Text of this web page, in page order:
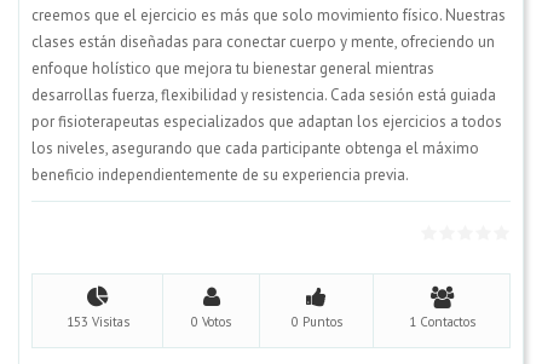
creemos que el ejercicio es más que solo movimiento físico. Nuestras
clases están diseñadas para conectar cuerpo y mente, ofreciendo un
enfoque holístico que mejora tu bienestar general mientras
desarrollas fuerza, flexibilidad y resistencia. Cada sesión está guiada
por fisioterapeutas especializados que adaptan los ejercicios a todos
los niveles, asegurando que cada participante obtenga el máximo
beneficio independientemente de su experiencia previa.
153 Visitas 0 Votos 0 Puntos 1 Contactos